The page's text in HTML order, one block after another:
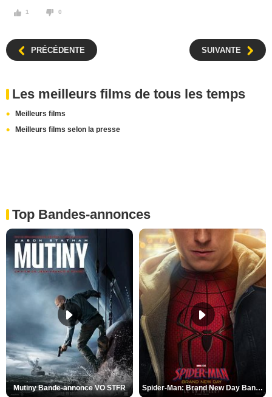
1 0
PRÉCÉDENTE SUIVANTE
Les meilleurs films de tous les temps
Meilleurs films
Meilleurs films selon la presse
Top Bandes-annonces
Mutiny Bande-annonce VO STFR Spider-Man: Brand New Day Bande-annonce VO STFR